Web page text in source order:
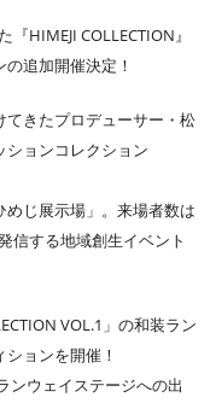
HIMEJI COLLECTION』
追加開催決定！
てきたプロデューサー・松
ションコレクション
じ展示場」。来場者数は
信する地域創生イベント
VOL.1」の和装ラン
ョンを開催！
ンウェイステージへの出